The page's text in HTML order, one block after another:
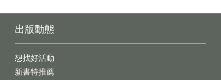
出版動態
想找好活動
新書特推薦